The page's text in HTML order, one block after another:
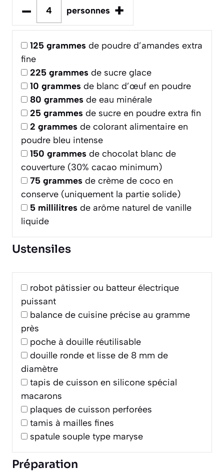
– personnes +
125 grammes de poudre d’amandes extra
fine
225 grammes de sucre glace
10 grammes de blanc d’œuf en poudre
80 grammes de eau minérale
25 grammes de sucre en poudre extra fin
2 grammes de colorant alimentaire en
poudre bleu intense
150 grammes de chocolat blanc de
couverture (30% cacao minimum)
75 grammes de crème de coco en
conserve (uniquement la partie solide)
5 millilitres de arôme naturel de vanille
liquide
Ustensiles
robot pâtissier ou batteur électrique
puissant
balance de cuisine précise au gramme
près
poche à douille réutilisable
douille ronde et lisse de 8 mm de
diamètre
tapis de cuisson en silicone spécial
macarons
plaques de cuisson perforées
tamis à mailles fines
spatule souple type maryse
Préparation